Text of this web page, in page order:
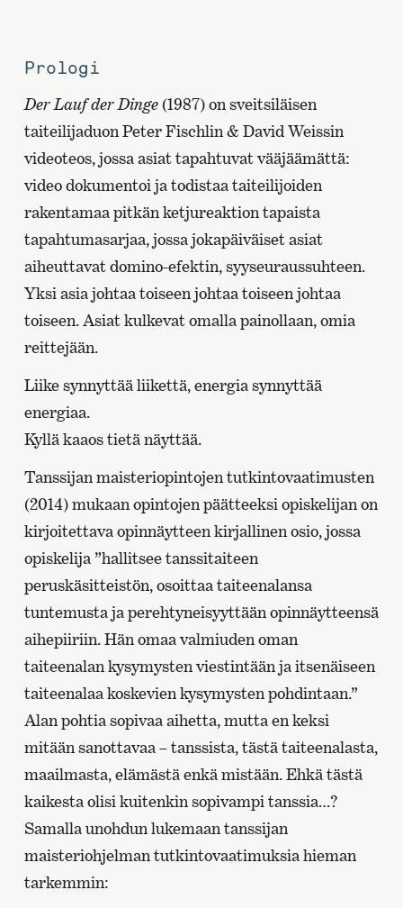
Prologi
Der Lauf der Dinge (1987) on sveitsiläisen
taiteilijaduon Peter Fischlin & David Weissin
videoteos, jossa asiat tapahtuvat vääjäämättä:
video dokumentoi ja todistaa taiteilijoiden
rakentamaa pitkän ketjureaktion tapaista
tapahtumasarjaa, jossa jokapäiväiset asiat
aiheuttavat domino-efektin, syyseuraussuhteen.
Yksi asia johtaa toiseen johtaa toiseen johtaa
toiseen. Asiat kulkevat omalla painollaan, omia
reittejään.
Liike synnyttää liikettä, energia synnyttää
energiaa.
Kyllä kaaos tietä näyttää.
Tanssijan maisteriopintojen tutkintovaatimusten
(2014) mukaan opintojen päätteeksi opiskelijan on
kirjoitettava opinnäytteen kirjallinen osio, jossa
opiskelija ”hallitsee tanssitaiteen
peruskäsitteistön, osoittaa taiteenalansa
tuntemusta ja perehtyneisyyttään opinnäytteensä
aihepiiriin. Hän omaa valmiuden oman
taiteenalan kysymysten viestintään ja itsenäiseen
taiteenalaa koskevien kysymysten pohdintaan.”
Alan pohtia sopivaa aihetta, mutta en keksi
mitään sanottavaa – tanssista, tästä taiteenalasta,
maailmasta, elämästä enkä mistään. Ehkä tästä
kaikesta olisi kuitenkin sopivampi tanssia…?
Samalla unohdun lukemaan tanssijan
maisteriohjelman tutkintovaatimuksia hieman
tarkemmin: